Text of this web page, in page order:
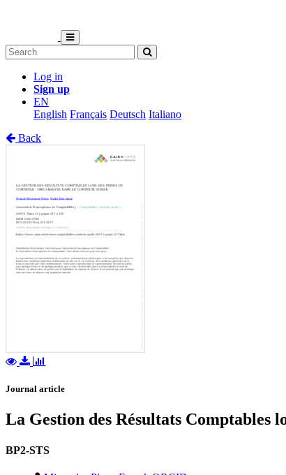
Log in
Sign up
EN
English Français Deutsch Italiano
Back
Journal article
La Gestion des Résultats Comptables
BP2-STS